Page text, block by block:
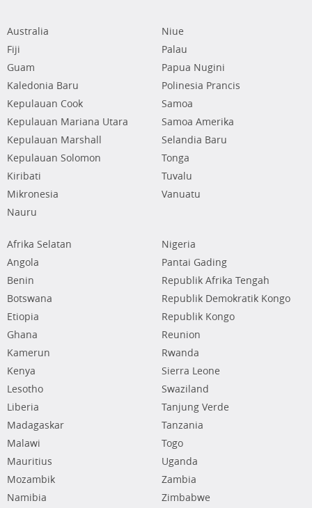
Australia
Fiji
Guam
Kaledonia Baru
Kepulauan Cook
Kepulauan Mariana Utara
Kepulauan Marshall
Kepulauan Solomon
Kiribati
Mikronesia
Nauru
Niue
Palau
Papua Nugini
Polinesia Prancis
Samoa
Samoa Amerika
Selandia Baru
Tonga
Tuvalu
Vanuatu
Afrika Selatan
Angola
Benin
Botswana
Etiopia
Ghana
Kamerun
Kenya
Lesotho
Liberia
Madagaskar
Malawi
Mauritius
Mozambik
Namibia
Nigeria
Pantai Gading
Republik Afrika Tengah
Republik Demokratik Kongo
Republik Kongo
Reunion
Rwanda
Sierra Leone
Swaziland
Tanjung Verde
Tanzania
Togo
Uganda
Zambia
Zimbabwe